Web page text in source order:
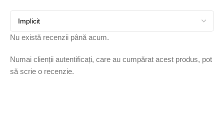
Nu există recenzii până acum.
Numai clienții autentificați, care au cumpărat acest produs, pot
să scrie o recenzie.